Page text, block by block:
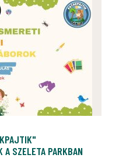
A SZELETA PARKBAN